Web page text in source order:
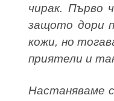
чирак. Първо
защото дори
кожи, но
приятели и
Настаняваме